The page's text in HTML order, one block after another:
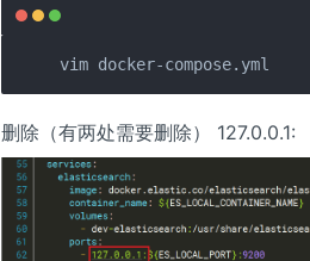
vim docker-compose.yml
删除（有两处需要删除） 127.0.0.1: